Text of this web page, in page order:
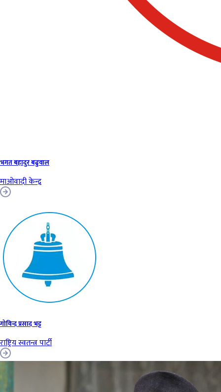
भगत बहादुर बढुवाल
माओवादी केन्द्र
गोविन्द प्रसाद भट्ट
राष्ट्रिय स्वतन्त्र पार्टी